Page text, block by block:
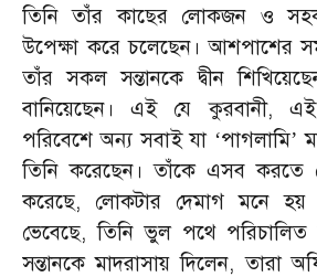
তিনি তাঁর কাছের লোকজন ও
উপেক্ষা করে চলেছেন। আশপাশের
তাঁর সকল সন্তানকে দ্বীন
বানিয়েছেন। এই যে কুরবানী,
পরিবেশে অন্য সবাই যা ‘পাগলামি’
তিনি করেছেন। তাঁকে এসব করতে
করেছে, লোকটার দেমাগ মনে হয়
ভেবেছে,তিনি ভুল পথে পরিচালিত
সন্তানকে মাদরাসায় দিলেন,তারা